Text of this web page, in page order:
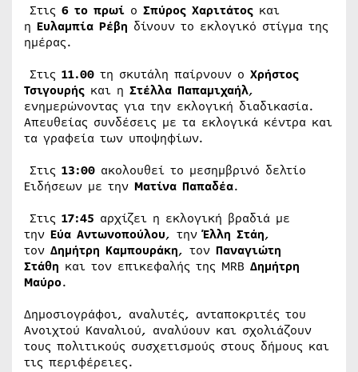
Στις 6 το πρωί ο Σπύρος Χαριτάτος και
η Ευλαμπία Ρέβη δίνουν το εκλογικό στίγμα της
ημέρας.
Στις 11.00 τη σκυτάλη παίρνουν ο Χρήστος
Τσιγουρής και η Στέλλα Παπαμιχαήλ,
ενημερώνοντας για την εκλογική διαδικασία.
Απευθείας συνδέσεις με τα εκλογικά κέντρα και
τα γραφεία των υποψηφίων.
Στις 13:00 ακολουθεί το μεσημβρινό δελτίο
Ειδήσεων με την Ματίνα Παπαδέα.
Στις 17:45 αρχίζει η εκλογική βραδιά με
την Εύα Αντωνοπούλου, τηνΈλλη Στάη,
τον Δημήτρη Καμπουράκη, τον Παναγιώτη
Στάθη και τον επικεφαλής της MRB Δημήτρη
Μαύρο.
Δημοσιογράφοι, αναλυτές, ανταποκριτές του
Ανοιχτού Καναλιού, αναλύουν και σχολιάζουν
τους πολιτικούς συσχετισμούς στους δήμους και
τις περιφέρειες.